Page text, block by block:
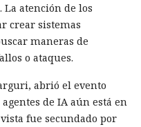
La atención de los
crear sistemas
maneras de
o ataques.
abrió el evento
de IA aún está en
fue secundado por